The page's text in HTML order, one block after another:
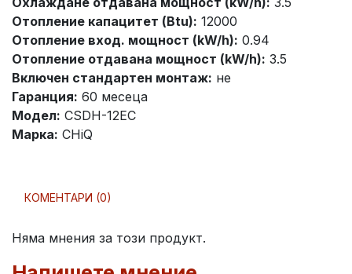
Отопление капацитет (Btu): 12000
Отопление вход. мощност (kW/h): 0.94
Отопление отдавана мощност (kW/h): 3.5
Включен стандартен монтаж: не
Гаранция: 60 месеца
Модел: CSDH-12EC
Марка: CHiQ
КОМЕНТАРИ (0)
Няма мнения за този продукт.